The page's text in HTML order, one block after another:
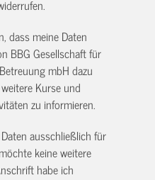
dass meine Daten
BBG Gesellschaft für
mbH dazu
Kurse und
zu informieren.
ausschließlich für
keine weitere
habe ich